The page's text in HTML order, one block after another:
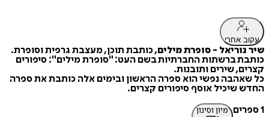
עקוב אחרי
שיר נוריאל - סופרת מילים, כותבת תוכן, מעצבת גרפית וסופרת.
כותבת ברשתות החברתיות בשם העט: "סופרת מילים": סיפורים
קצרים, שירים ותובנות.
כל שאהבה נפשי הוא ספרה הראשון ובימים אלה כותבת את ספרה
החדש שיכיל אוסף סיפורים קצרים.
1 ספרים
מיון וסינון